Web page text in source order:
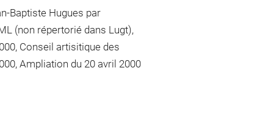
Baptiste Hugues par
(non répertorié dans Lugt),
Conseil artisitique des
Ampliation du 20 avril 2000